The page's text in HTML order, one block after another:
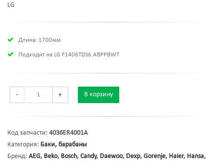
LG
Длина: 1700мм
Подходит на LG F1406TDS6.ABPPBWT
- + В корзину
Код запчасти: 4036ER4001A
Категория: Баки, барабаны
Бренд: AEG, Beko, Bosch, Candy, Daewoo, Dexp, Gorenje, Haier, Hansa,